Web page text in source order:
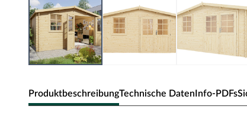
ProduktbeschreibungTechnische DatenInfo-PDFs